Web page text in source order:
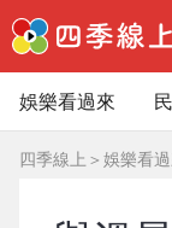
娛樂看過來
四季線上 ＞ 娛樂看